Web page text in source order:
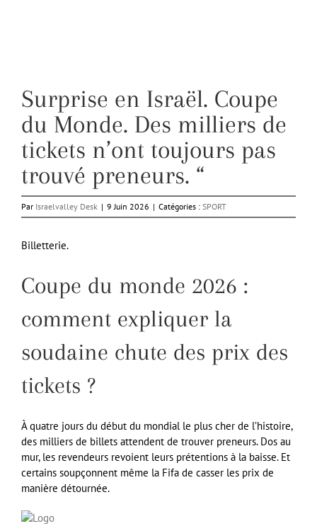
Surprise en Israël. Coupe
du Monde. Des milliers de
tickets n’ont toujours pas
trouvé preneurs. “
Par Israelvalley Desk | 9 Juin 2026 | Catégories : SPORT
Billetterie.
Coupe du monde 2026 :
comment expliquer la
soudaine chute des prix des
tickets ?
À quatre jours du début du mondial le plus cher de l’histoire,
des milliers de billets attendent de trouver preneurs. Dos au
mur, les revendeurs revoient leurs prétentions à la baisse. Et
certains soupçonnent même la Fifa de casser les prix de
manière détournée.